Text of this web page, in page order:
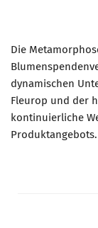
MARKETING
Die
dynamischen
Fleurop und der
kontinuierliche
Produktangebots.